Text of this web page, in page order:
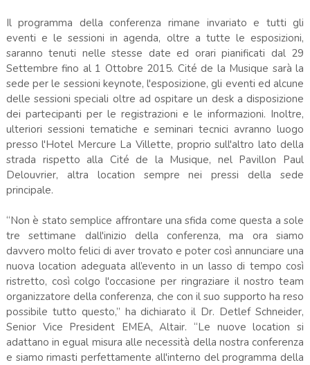
Il programma della conferenza rimane invariato e tutti gli
eventi e le sessioni in agenda, oltre a tutte le esposizioni,
saranno tenuti nelle stesse date ed orari pianificati dal 29
Settembre fino al 1 Ottobre 2015. Cité de la Musique sarà la
sede per le sessioni keynote, l'esposizione, gli eventi ed alcune
delle sessioni speciali oltre ad ospitare un desk a disposizione
dei partecipanti per le registrazioni e le informazioni. Inoltre,
ulteriori sessioni tematiche e seminari tecnici avranno luogo
presso l'Hotel Mercure La Villette, proprio sull'altro lato della
strada rispetto alla Cité de la Musique, nel Pavillon Paul
Delouvrier, altra location sempre nei pressi della sede
principale.
“Non è stato semplice affrontare una sfida come questa a sole
tre settimane dall'inizio della conferenza, ma ora siamo
davvero molto felici di aver trovato e poter così annunciare una
nuova location adeguata all’evento in un lasso di tempo così
ristretto, così colgo l'occasione per ringraziare il nostro team
organizzatore della conferenza, che con il suo supporto ha reso
possibile tutto questo,” ha dichiarato il Dr. Detlef Schneider,
Senior Vice President EMEA, Altair. “Le nuove location si
adattano in egual misura alle necessità della nostra conferenza
e siamo rimasti perfettamente all'interno del programma della